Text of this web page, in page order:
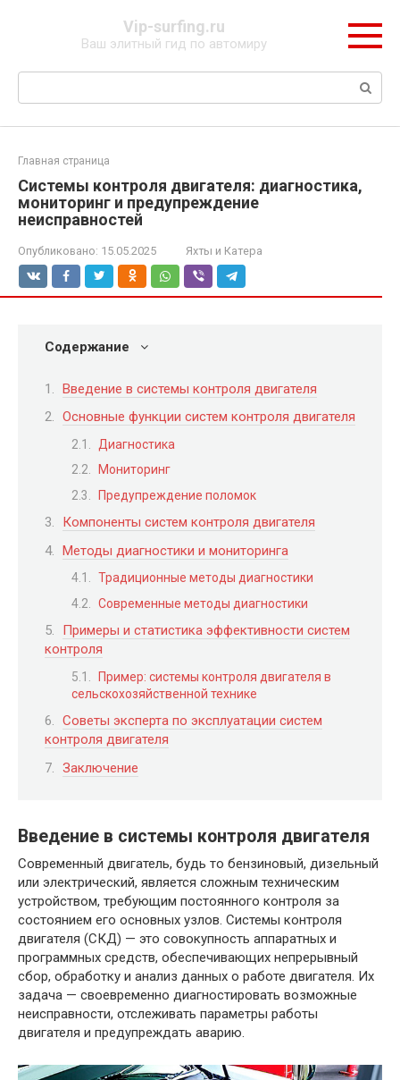
Vip-surfing.ru
Ваш элитный гид по автомиру
Поиск:
Главная страница
Системы контроля двигателя: диагностика,
мониторинг и предупреждение
неисправностей
Опубликовано: 15.05.2025 Яхты и Катера
Содержание
Введение в системы контроля двигателя
Основные функции систем контроля двигателя
Диагностика
Мониторинг
Предупреждение поломок
Компоненты систем контроля двигателя
Методы диагностики и мониторинга
Традиционные методы диагностики
Современные методы диагностики
Примеры и статистика эффективности систем
контроля
Пример: системы контроля двигателя в
сельскохозяйственной технике
Советы эксперта по эксплуатации систем
контроля двигателя
Заключение
Введение в системы контроля двигателя
Современный двигатель, будь то бензиновый, дизельный
или электрический, является сложным техническим
устройством, требующим постоянного контроля за
состоянием его основных узлов. Системы контроля
двигателя (СКД) — это совокупность аппаратных и
программных средств, обеспечивающих непрерывный
сбор, обработку и анализ данных о работе двигателя. Их
задача — своевременно диагностировать возможные
неисправности, отслеживать параметры работы
двигателя и предупреждать аварию.